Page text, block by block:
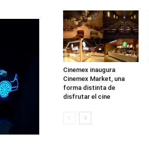
Cinemex inaugura
Cinemex Market, una
forma distinta de
disfrutar el cine